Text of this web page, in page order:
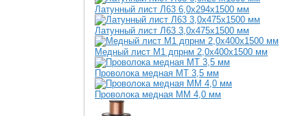
Латунный лист Л63 6,0х294х1500 мм
Латунный лист Л63 3,0х475х1500 мм
Медный лист М1 дпрнм 2,0х400х1500 мм
Проволока медная МТ 3,5 мм
Проволока медная ММ 4,0 мм